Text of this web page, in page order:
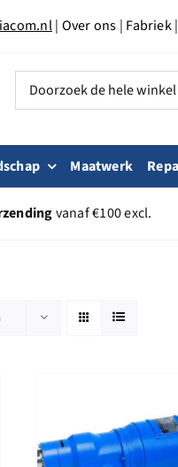
| Over ons | Fabriek|
Maatwerk
vanaf €100 excl.